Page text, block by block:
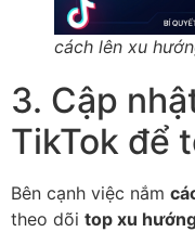
cách lên xu
3. Cập
TikTok để
Bên cạnh việc nắm
theo dõi top xu